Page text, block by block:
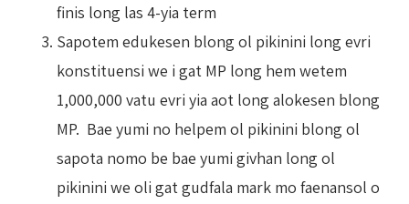
finis long las 4-yia term
Sapotem edukesen blong ol pikinini long evri
konstituensi we i gat MP long hem wetem
1,000,000 vatu evri yia aot long alokesen blong
MP. Bae yumi no helpem ol pikinini blong ol
sapota nomo be bae yumi givhan long ol
pikinini we oli gat gudfala mark mo faenansol o